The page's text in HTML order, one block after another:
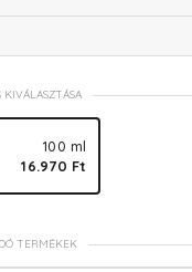
KIVÁLASZTÁSA
100 ml
16.970 Ft
TERMÉKEK